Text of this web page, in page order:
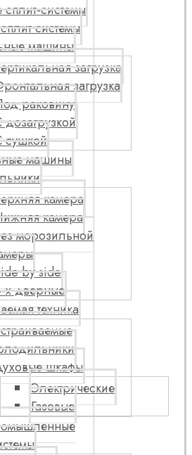
сплит-системы
системы
машины
загрузка
загрузка
раковину
дозагрузкой
сушкой
машины
камера
камера
морозильной
by side
х дверные
техника
шкафы
Электрические
Газовые